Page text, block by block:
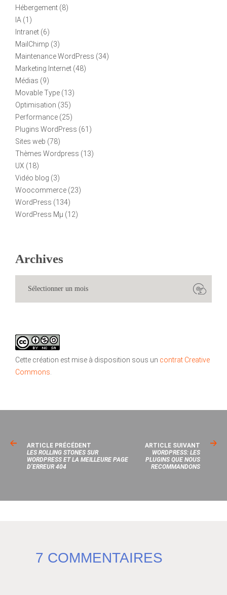
Hébergement (8)
IA (1)
Intranet (6)
MailChimp (3)
Maintenance WordPress (34)
Marketing Internet (48)
Médias (9)
Movable Type (13)
Optimisation (35)
Performance (25)
Plugins WordPress (61)
Sites web (78)
Thèmes Wordpress (13)
UX (18)
Vidéo blog (3)
Woocommerce (23)
WordPress (134)
WordPress Mµ (12)
Archives
Cette création est mise à disposition sous un contrat Creative
Commons
ARTICLE PRÉCÉDENT
LES ROLLING STONES SUR
WORDPRESS ET LA MEILLEURE PAGE
D’ERREUR 404
ARTICLE SUIVANT
WORDPRESS: LES
PLUGINS QUE NOUS
RECOMMANDONS
7 COMMENTAIRES